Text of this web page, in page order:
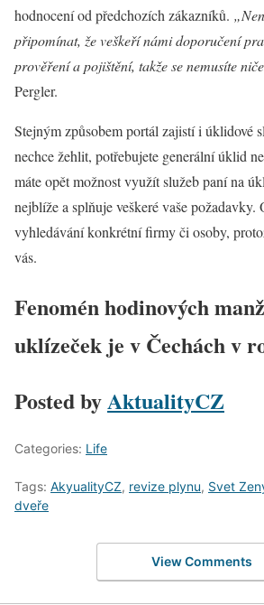
hodnocení od předchozích zákazníků.
připomínat, že veškeří námi doporučení
prověření a pojištění, takže se nemusíte
Pergler.
Stejným způsobem portál zajistí i úklidové
nechce žehlit, potřebujete generální úklid
máte opět možnost využít služeb paní na
nejblíže a splňuje veškeré vaše požadavky.
vyhledávání konkrétní firmy či osoby,
vás.
Fenomén hodinových
uklízeček je v Čechách v
Posted byAktualityCZ
Categories: Life
Tags: AkyualityCZ, revize plynu, Svet
dveře
View Comments